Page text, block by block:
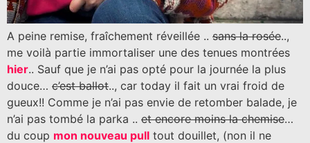
A peine remise, fraîchement réveillée .. sans la rosée..,
me voilà partie immortaliser une des tenues montrées
hier.. Sauf que je n’ai pas opté pour la journée la plus
douce… c’est ballot.., car today il fait un vrai froid de
gueux!! Comme je n’ai pas envie de retomber balade, je
n’ai pas tombé la parka .. et encore moins la chemise…
du coup mon nouveau pull tout douillet, (non il ne